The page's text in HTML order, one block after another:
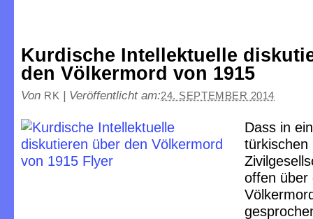
Kurdische Intellektuelle
den Völkermord von 1915
Von RK | Veröffentlicht am:24. SEPTEMBER 2014
Dass in
türkischen
offen über